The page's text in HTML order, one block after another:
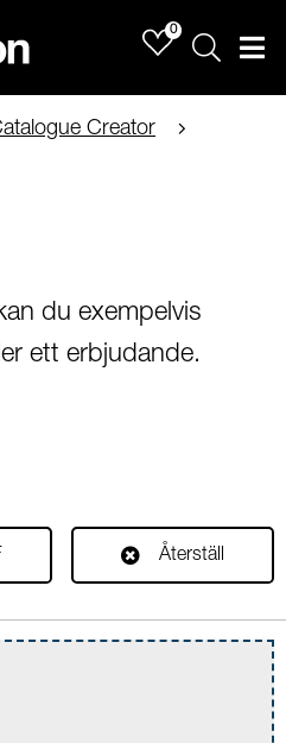
0
Sök
Creator
du exempelvis
ett erbjudande.
Återställ